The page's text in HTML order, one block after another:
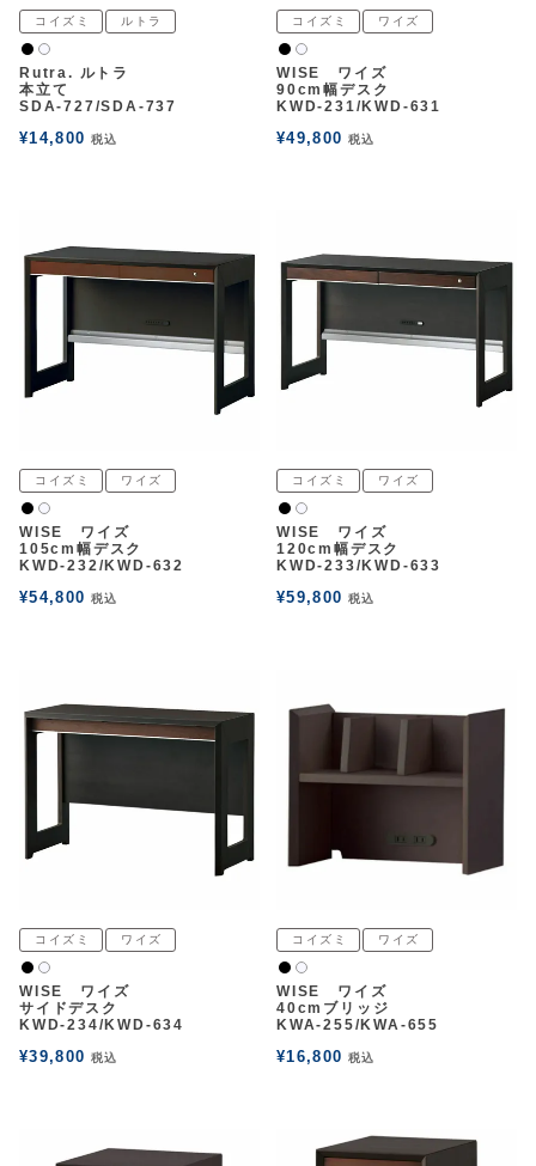
コイズミ ルトラ
黒 白2
Rutra. ルトラ
本立て
SDA-727/SDA-737
¥14,800 税込
コイズミ ワイズ
黒 白2
WISE ワイズ
90cm幅デスク
KWD-231/KWD-631
¥49,800 税込
コイズミ ワイズ
黒 白2
WISE ワイズ
105cm幅デスク
KWD-232/KWD-632
¥54,800 税込
コイズミ ワイズ
黒 白2
WISE ワイズ
120cm幅デスク
KWD-233/KWD-633
¥59,800 税込
コイズミ ワイズ
黒 白2
WISE ワイズ
サイドデスク
KWD-234/KWD-634
¥39,800 税込
コイズミ ワイズ
黒 白2
WISE ワイズ
40cmブリッジ
KWA-255/KWA-655
¥16,800 税込